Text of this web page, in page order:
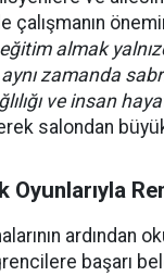
çalışmanın
eğitim almak
zamanda
ve insan
salondan büyük
Oyunlarıyla
ardından
başarı